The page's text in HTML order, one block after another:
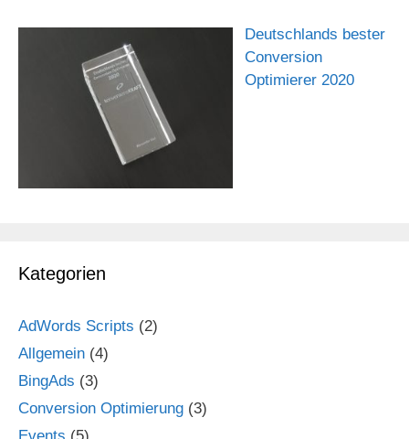
Deutschlands bester
Conversion
Optimierer 2020
Kategorien
AdWords Scripts (2)
Allgemein (4)
BingAds (3)
Conversion Optimierung (3)